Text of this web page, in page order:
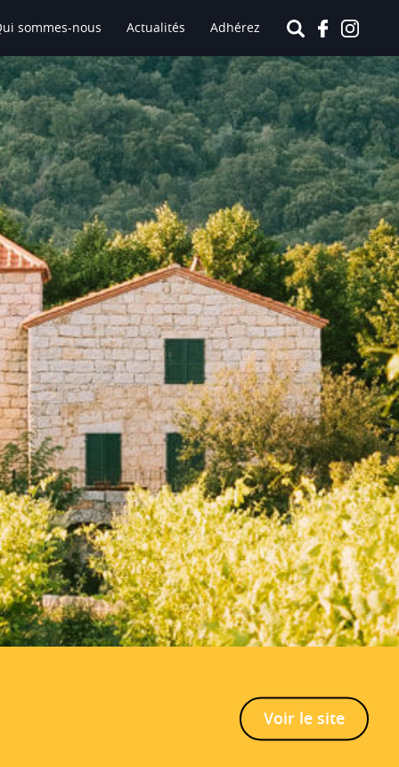
sommes-nous Actualités Adhérez
Voir le site
AOC
Sauternes
Cépages
Sémillon 85%, Sauvignon 7%,
Muscadelle 8%
Terroirs
graves
Alliances mets et vins
huîtres, foie gras, volaille, viande